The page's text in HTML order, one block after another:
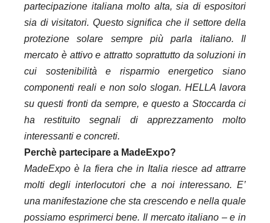
partecipazione italiana molto alta, sia di espositori
sia di visitatori. Questo significa che il settore della
protezione solare sempre più parla italiano. Il
mercato è attivo e attratto soprattutto da soluzioni in
cui sostenibilità e risparmio energetico siano
componenti reali e non solo slogan. HELLA lavora
su questi fronti da sempre, e questo a Stoccarda ci
ha restituito segnali di apprezzamento molto
interessanti e concreti.
Perchè partecipare a MadeExpo?
MadeExpo è la fiera che in Italia riesce ad attrarre
molti degli interlocutori che a noi interessano. E’
una manifestazione che sta crescendo e nella quale
possiamo esprimerci bene. Il mercato italiano – e in